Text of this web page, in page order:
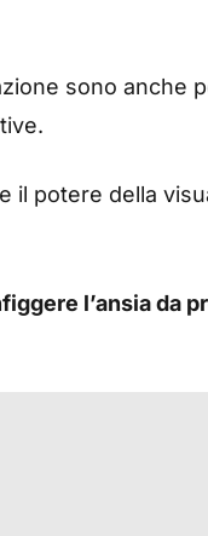
sono anche
potere della
l’ansia da